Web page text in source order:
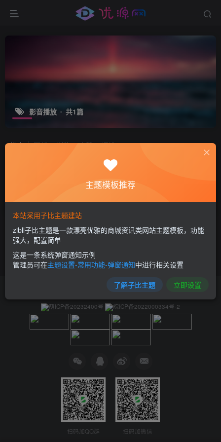
影音播放 共1篇
排序 更新 浏览 点赞 评论
MPC-BE v1.6.8.5 经典音视频播放器中
免费资源 媒体影音
2年前 8203
萌ICP备20232400号 皖ICP备2022000334号-2
扫码加QQ群 扫码加微信
主题模板推荐
本站采用子比主题建站
zibll子比主题是一款漂亮优雅的商城资讯类网站主题模板，功能
强大，配置简单
这是一条系统弹窗通知示例
管理员可在主题设置-常用功能-弹窗通知中进行相关设置
了解子比主题 立即设置